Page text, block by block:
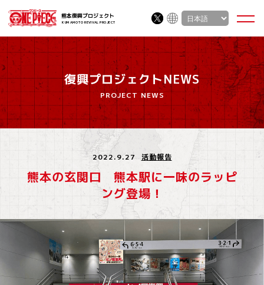
熊本復興プロジェクト
KUMAMOTO REVIVAL PROJECT
復興プロジェクトNEWS
PROJECT NEWS
2022.9.27 活動報告
熊本の玄関口 熊本駅に一味のラッピ
ング登場！